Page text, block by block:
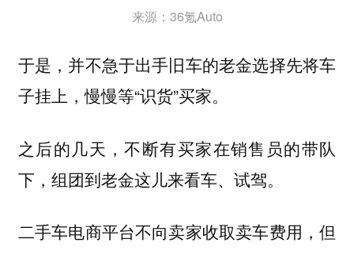
来源：36氪Auto
于是，并不急于出手旧车的老金选择先将车
子挂上，慢慢等“识货”买家。
之后的几天，不断有买家在销售员的带队
下，组团到老金这儿来看车、试驾。
二手车电商平台不向卖家收取卖车费用，但